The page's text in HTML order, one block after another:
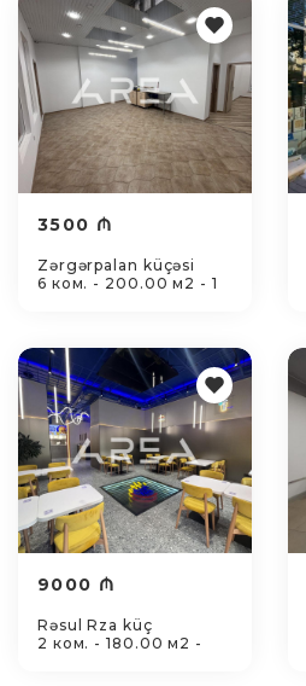
3500 ₼
Zərgərpalan küçəsi
6 ком. - 200.00 м2 - 1
9000 ₼
Rəsul Rza küç
2 ком. - 180.00 м2 -